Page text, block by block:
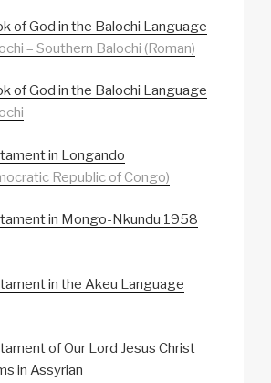
of God in the Balochi Language
– Southern Balochi (Roman)
of God in the Balochi Language
in Longando
Republic of Congo)
in Mongo-Nkundu 1958
in the Akeu Language
of Our Lord Jesus Christ
in Assyrian